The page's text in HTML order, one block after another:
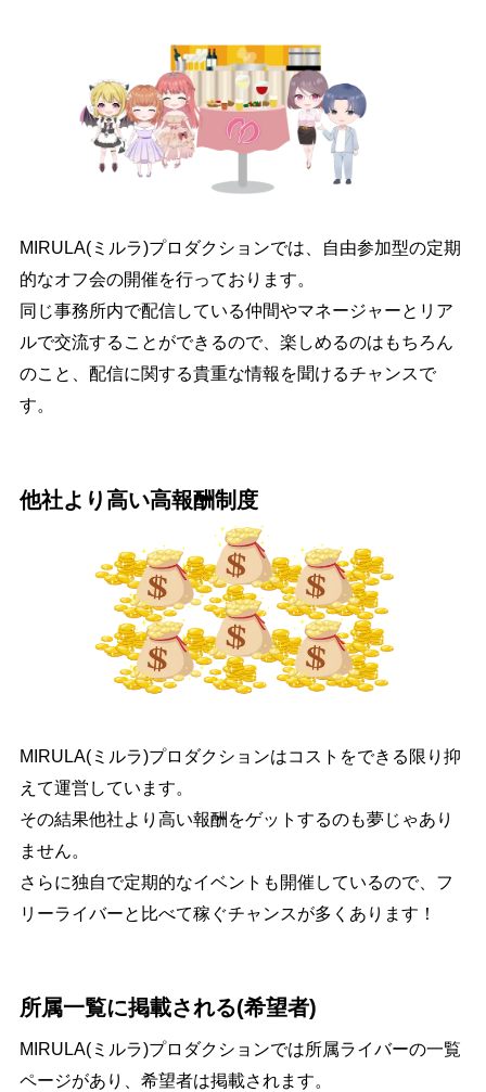
MIRULA(ミルラ)プロダクションでは、自由参加型の定期
的なオフ会の開催を行っております。
同じ事務所内で配信している仲間やマネージャーとリア
ルで交流することができるので、楽しめるのはもちろん
のこと、配信に関する貴重な情報を聞けるチャンスで
す。
他社より高い高報酬制度
MIRULA(ミルラ)プロダクションはコストをできる限り抑
えて運営しています。
その結果他社より高い報酬をゲットするのも夢じゃあり
ません。
さらに独自で定期的なイベントも開催しているので、フ
リーライバーと比べて稼ぐチャンスが多くあります！
所属一覧に掲載される(希望者)
MIRULA(ミルラ)プロダクションでは所属ライバーの一覧
ページがあり、希望者は掲載されます。